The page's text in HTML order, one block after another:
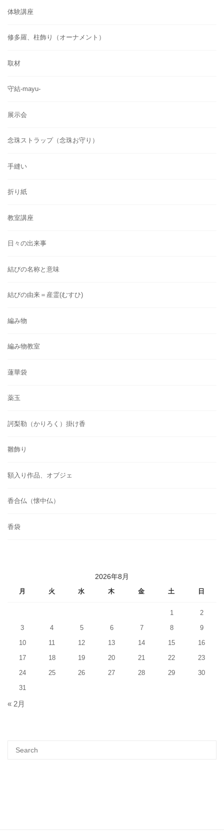
体験講座
修多羅、柱飾り（オーナメント）
取材
守結-mayu-
展示会
念珠ストラップ（念珠お守り）
手縫い
折り紙
教室講座
日々の出来事
結びの名称と意味
結びの由来＝産霊(むすひ)
編み物
編み物教室
蓮華袋
薬玉
訶梨勒（かりろく）掛け香
雛飾り
額入り作品、オブジェ
香合仏（懐中仏）
香袋
2026年8月
月 火 水 木 金 土 日
1
2
3
4 5 6 7 8
9
10
11 12 13 14 15
16
17
18 19 20 21 22
23
24
25 26 27 28 29
30
31
« 2月